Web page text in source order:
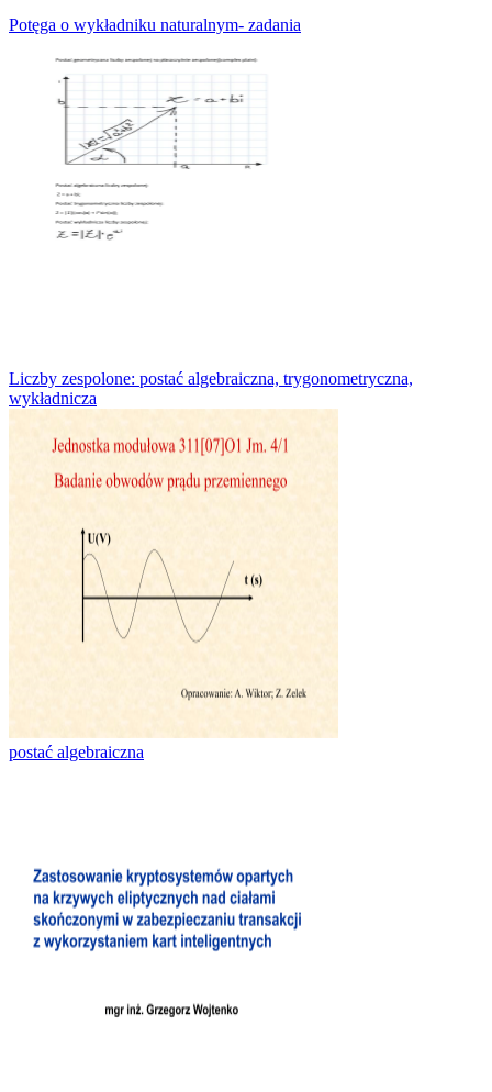
Potęga o wykładniku naturalnym- zadania
Liczby zespolone: postać algebraiczna, trygonometryczna,
wykładnicza
postać algebraiczna